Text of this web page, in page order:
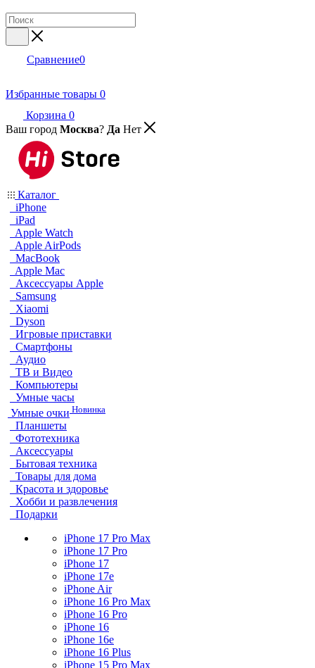
Сравнение0
Избранные товары 0
Корзина 0
Ваш город Москва? Да Нет
Каталог
iPhone
iPad
Apple Watch
Apple AirPods
MacBook
Apple Mac
Аксессуары Apple
Samsung
Xiaomi
Dyson
Игровые приставки
Смартфоны
Аудио
ТВ и Видео
Компьютеры
Умные часы
Умные очки Новинка
Планшеты
Фототехника
Аксессуары
Бытовая техника
Товары для дома
Красота и здоровье
Хобби и развлечения
Подарки
iPhone 17 Pro Max
iPhone 17 Pro
iPhone 17
iPhone 17e
iPhone Air
iPhone 16 Pro Max
iPhone 16 Pro
iPhone 16
iPhone 16e
iPhone 16 Plus
iPhone 15 Pro Max